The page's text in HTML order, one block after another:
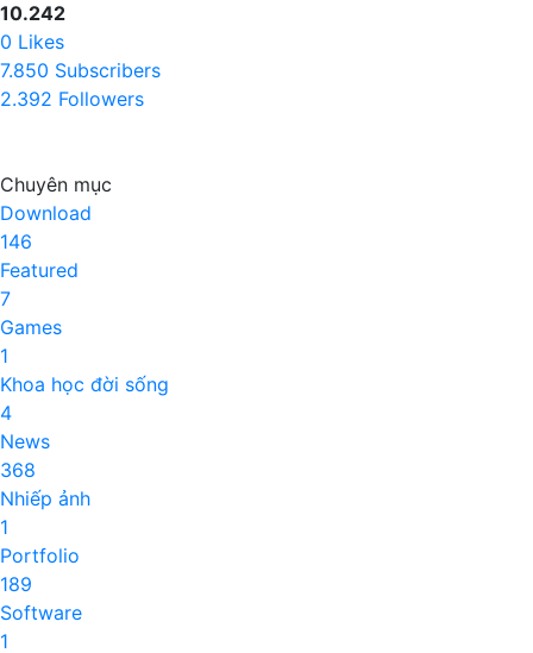
10.242
0 Likes
7.850 Subscribers
2.392 Followers
Chuyên mục
Download
146
Featured
7
Games
1
Khoa học đời sống
4
News
368
Nhiếp ảnh
1
Portfolio
189
Software
1